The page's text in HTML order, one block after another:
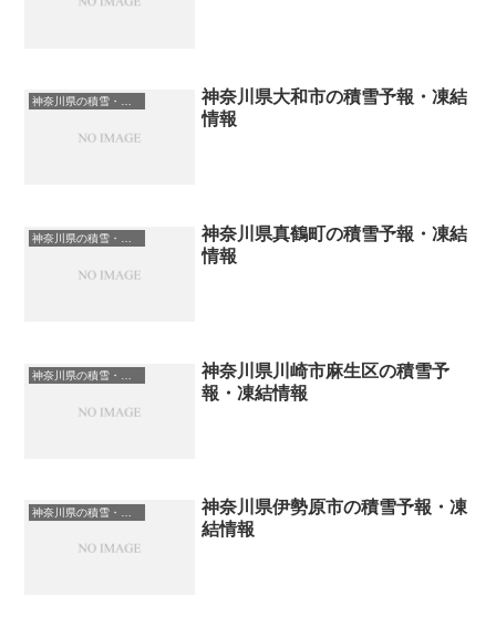
神奈川県の積雪・凍結情報
神奈川県大和市の積雪予報・凍結
情報
神奈川県真鶴町の積雪予報・凍結
情報
神奈川県川崎市麻生区の積雪予
報・凍結情報
神奈川県伊勢原市の積雪予報・凍
結情報